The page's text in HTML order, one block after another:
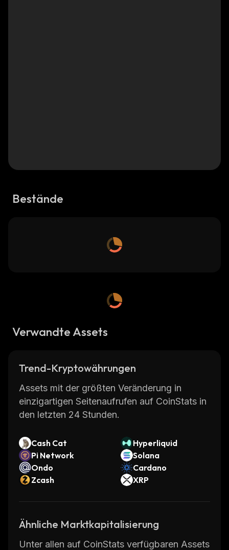
Bestände
Verwandte Assets
Trend-Kryptowährungen
Assets mit der größten Veränderung in
einzigartigen Seitenaufrufen auf CoinStats in
den letzten 24 Stunden.
Cash Cat
Hyperliquid
Pi Network
Solana
Ondo
Cardano
Zcash
XRP
Ähnliche Marktkapitalisierung
Unter allen auf CoinStats verfügbaren Assets